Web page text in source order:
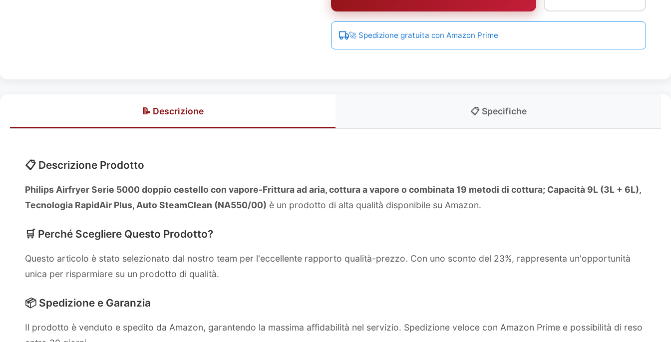
🚀 Spedizione gratuita con Amazon Prime
📝 Descrizione 📋 Specifiche
📋 Descrizione Prodotto
Philips Airfryer Serie 5000 doppio cestello con vapore-Frittura ad aria, cottura a vapore o combinata 19 metodi di cottura; Capacità 9L (3L + 6L),
Tecnologia RapidAir Plus, Auto SteamClean (NA550/00) è un prodotto di alta qualità disponibile su Amazon.
🛒 Perché Scegliere Questo Prodotto?
Questo articolo è stato selezionato dal nostro team per l'eccellente rapporto qualità-prezzo. Con uno sconto del 23%, rappresenta un'opportunità
unica per risparmiare su un prodotto di qualità.
📦 Spedizione e Garanzia
Il prodotto è venduto e spedito da Amazon, garantendo la massima affidabilità nel servizio. Spedizione veloce con Amazon Prime e possibilità di reso